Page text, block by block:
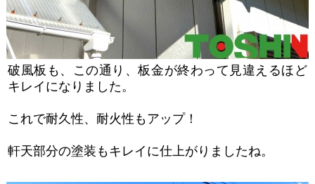
破風板も、この通り、板金が終わって見違えるほど
キレイになりました。
これで耐久性、耐火性もアップ！
軒天部分の塗装もキレイに仕上がりましたね。